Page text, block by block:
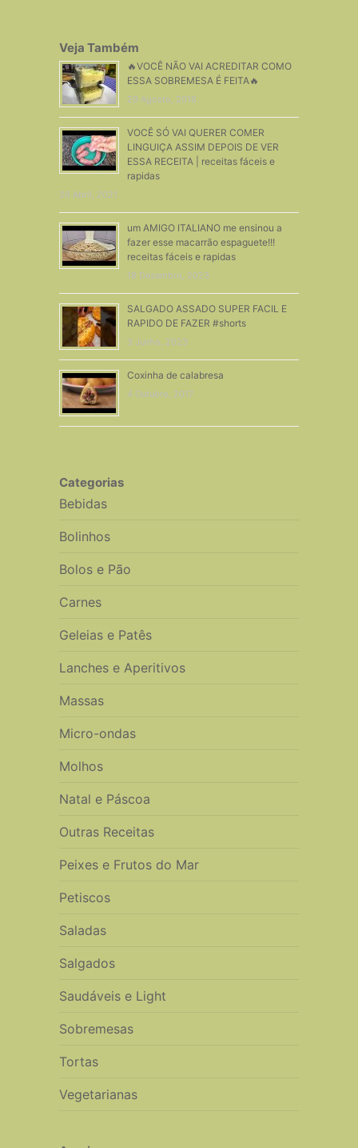
Veja Também
🔥VOCÊ NÃO VAI ACREDITAR COMO
ESSA SOBREMESA É FEITA🔥
29 Agosto, 2018
VOCÊ SÓ VAI QUERER COMER
LINGUIÇA ASSIM DEPOIS DE VER
ESSA RECEITA | receitas fáceis e
rapidas
26 Abril, 2021
um AMIGO ITALIANO me ensinou a
fazer esse macarrão espaguete!!!
receitas fáceis e rapidas
18 Dezembro, 2023
SALGADO ASSADO SUPER FACIL E
RAPIDO DE FAZER #shorts
3 Junho, 2023
Coxinha de calabresa
4 Outubro, 2017
Categorias
Bebidas
Bolinhos
Bolos e Pão
Carnes
Geleias e Patês
Lanches e Aperitivos
Massas
Micro-ondas
Molhos
Natal e Páscoa
Outras Receitas
Peixes e Frutos do Mar
Petiscos
Saladas
Salgados
Saudáveis e Light
Sobremesas
Tortas
Vegetarianas